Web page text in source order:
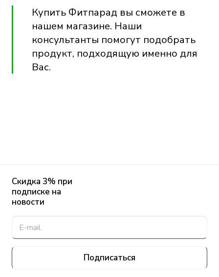
Купить Фитпарад вы сможете в
нашем магазине. Наши
консультанты помогут подобрать
продукт, подходящую именно для
Вас.
Скидка 3% при
подписке на
новости
Подписаться